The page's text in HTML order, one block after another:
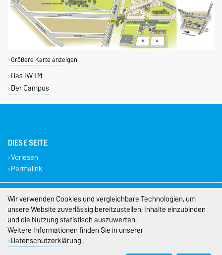
Größere Karte anzeigen
Das IWTM
Der Campus
DIESE SEITE
Vorlesen
Permalink
Impressum
Datenschutz
Barrierefreiheit
Cookie-Einstellungen
Wir verwenden Cookies und vergleichbare Technologien, um
unsere Website zuverlässig bereitzustellen, Inhalte einzubinden
und die Nutzung statistisch auszuwerten.
Weitere Informationen finden Sie in unserer
Datenschutzerklärung.